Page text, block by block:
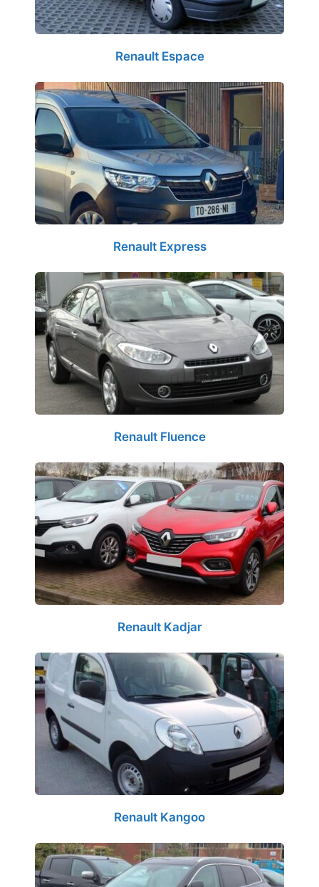
Renault Espace
Renault Express
Renault Fluence
Renault Kadjar
Renault Kangoo